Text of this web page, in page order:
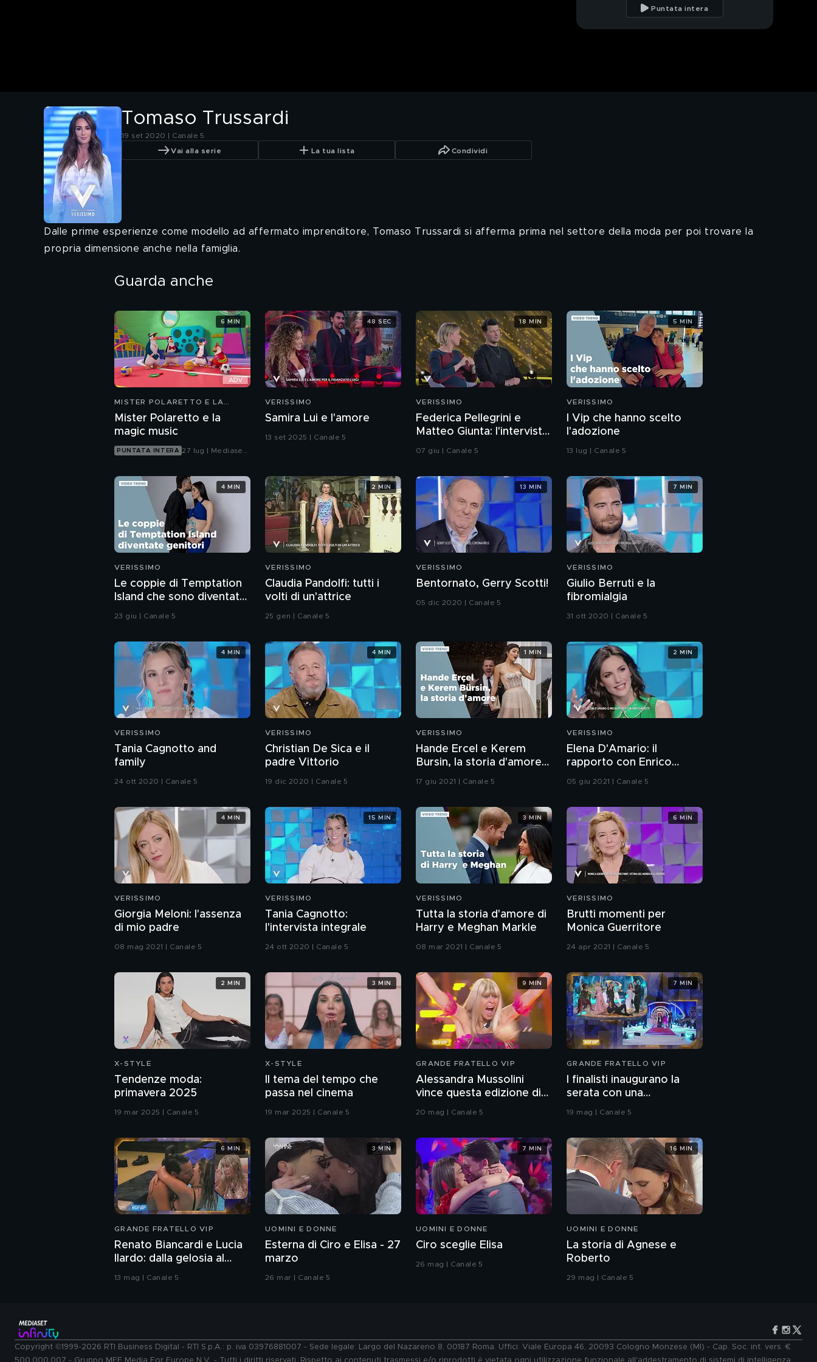
gossip
Roby Facchinetti:
padre, nonno, marito
Roby Facchinetti: un
Gaia Gozzi: l'intervista
integrale
Gaia, il rapporto con
Maria De Filippi
Gaia e la sua famiglia
Gaia a Sanremo?
Tomaso Trussardi:
l'intervista integrale
PROSSIMO VIDEO
Le passioni e le
esperienze di Tomaso
Trussardi
Tomaso Trussardi, il
ricorda il fratello
Francesco
Tomaso Trussardi e
l'amore per Michelle
Puntata intera
Tomaso Trussardi
19 set 2020 | Canale 5
Vai alla serie La tua lista Condividi
Dalle prime esperienze come modello ad affermato imprenditore, Tomaso Trussardi si afferma prima nel settore della moda per poi trovare la
propria dimensione anche nella famiglia.
Guarda anche
MISTER POLARETTO E LA
Mister Polaretto e la
magic music
PUNTATA INTERA 27 lug | Mediaset
6 MIN
VERISSIMO
Samira Lui e l'amore
13 set 2025 | Canale 5
48 SEC
VERISSIMO
Federica Pellegrini e
Matteo Giunta: l'intervista
integrale
07 giu | Canale 5
18 MIN
VERISSIMO
I Vip che hanno scelto
l'adozione
13 lug | Canale 5
5 MIN
VERISSIMO
Le coppie di Temptation
Island che sono diventate
genitori
23 giu | Canale 5
4 MIN
VERISSIMO
Claudia Pandolfi: tutti i
volti di un'attrice
25 gen | Canale 5
2 MIN
VERISSIMO
Bentornato, Gerry Scotti!
05 dic 2020 | Canale 5
13 MIN
VERISSIMO
Giulio Berruti e la
fibromialgia
31 ott 2020 | Canale 5
7 MIN
VERISSIMO
Tania Cagnotto and
family
24 ott 2020 | Canale 5
4 MIN
VERISSIMO
Christian De Sica e il
padre Vittorio
19 dic 2020 | Canale 5
4 MIN
VERISSIMO
Hande Ercel e Kerem
Bursin, la storia d'amore
delle star di Love is in the
17 giu 2021 | Canale 5
1 MIN
VERISSIMO
Elena D'Amario: il
rapporto con Enrico
05 giu 2021 | Canale 5
2 MIN
VERISSIMO
Giorgia Meloni: l'assenza
di mio padre
08 mag 2021 | Canale 5
4 MIN
VERISSIMO
Tania Cagnotto:
l'intervista integrale
24 ott 2020 | Canale 5
15 MIN
VERISSIMO
Tutta la storia d'amore di
Harry e Meghan Markle
08 mar 2021 | Canale 5
3 MIN
VERISSIMO
Brutti momenti per
Monica Guerritore
24 apr 2021 | Canale 5
6 MIN
X-STYLE
Tendenze moda:
primavera 2025
19 mar 2025 | Canale 5
2 MIN
X-STYLE
Il tema del tempo che
passa nel cinema
19 mar 2025 | Canale 5
3 MIN
GRANDE FRATELLO VIP
Alessandra Mussolini
vince questa edizione di
Grande Fratello VIP
20 mag | Canale 5
9 MIN
GRANDE FRATELLO VIP
I finalisti inaugurano la
serata con una
coreografia
19 mag | Canale 5
7 MIN
GRANDE FRATELLO VIP
Renato Biancardi e Lucia
Ilardo: dalla gelosia al
13 mag | Canale 5
6 MIN
UOMINI E DONNE
Esterna di Ciro e Elisa - 27
marzo
26 mar | Canale 5
3 MIN
UOMINI E DONNE
Ciro sceglie Elisa
26 mag | Canale 5
7 MIN
UOMINI E DONNE
La storia di Agnese e
Roberto
29 mag | Canale 5
16 MIN
Copyright ©1999-2026 RTI Business Digital - RTI S.p.A.: p. iva 03976881007 - Sede legale: Largo del Nazareno 8, 00187 Roma. Uffici: Viale Europa 46, 20093 Cologno Monzese (MI) - Cap. Soc. int. vers. €